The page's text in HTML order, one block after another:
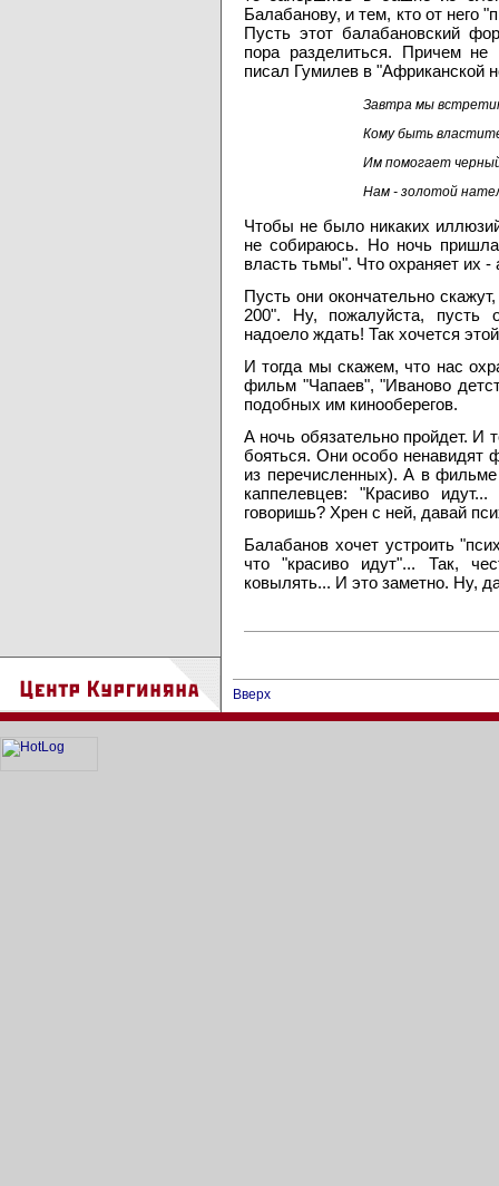
Балабанову, и тем, кто от него
Пусть этот балабановский
пора разделиться. Причем не
писал Гумилев в "Африканской
Завтра мы
Кому быть
Им помогает
Нам - золотой
Чтобы не было никаких
не собираюсь. Но ночь
власть тьмы". Что охраняет их -
Пусть они окончательно
200". Ну, пожалуйста, пусть
надоело ждать! Так хочется
И тогда мы скажем, что нас
фильм "Чапаев", "Иваново
подобных им кинооберегов.
А ночь обязательно пройдет. И
бояться. Они особо ненавидят
из перечисленных). А в
каппелевцев: "Красиво
говоришь? Хрен с ней, давай
Балабанов хочет устроить
что "красиво идут"... Так,
ковылять... И это заметно. Ну,
Вверх